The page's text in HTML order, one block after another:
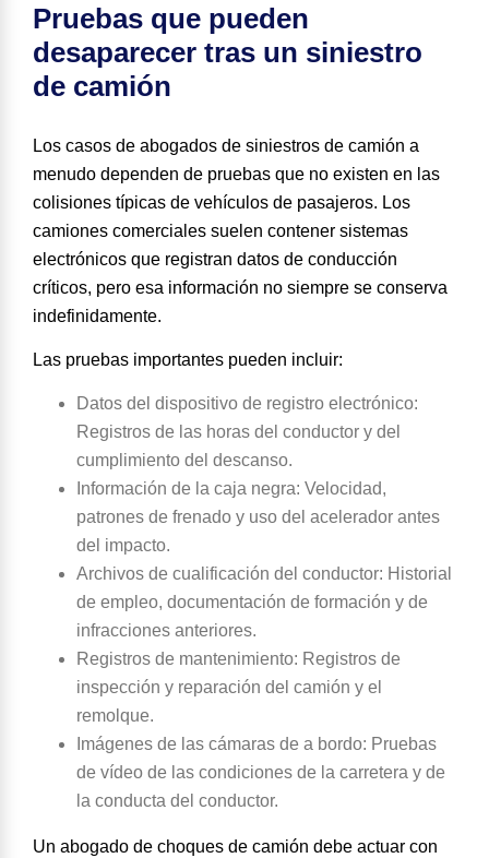
Pruebas que pueden
desaparecer tras un siniestro
de camión
Los casos de abogados de siniestros de camión a
menudo dependen de pruebas que no existen en las
colisiones típicas de vehículos de pasajeros. Los
camiones comerciales suelen contener sistemas
electrónicos que registran datos de conducción
críticos, pero esa información no siempre se conserva
indefinidamente.
Las pruebas importantes pueden incluir:
Datos del dispositivo de registro electrónico:
Registros de las horas del conductor y del
cumplimiento del descanso.
Información de la caja negra: Velocidad,
patrones de frenado y uso del acelerador antes
del impacto.
Archivos de cualificación del conductor: Historial
de empleo, documentación de formación y de
infracciones anteriores.
Registros de mantenimiento: Registros de
inspección y reparación del camión y el
remolque.
Imágenes de las cámaras de a bordo: Pruebas
de vídeo de las condiciones de la carretera y de
la conducta del conductor.
Un abogado de choques de camión debe actuar con